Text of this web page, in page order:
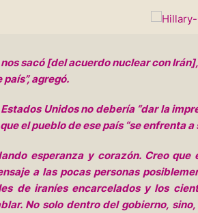
nos sacó [del acuerdo nuclear con
agregó.
Unidos no debería “dar la
el pueblo de ese país “se enfrenta a
esperanza y corazón. Creo
a las pocas personas
de iraníes encarcelados y los
No solo dentro del gobierno,